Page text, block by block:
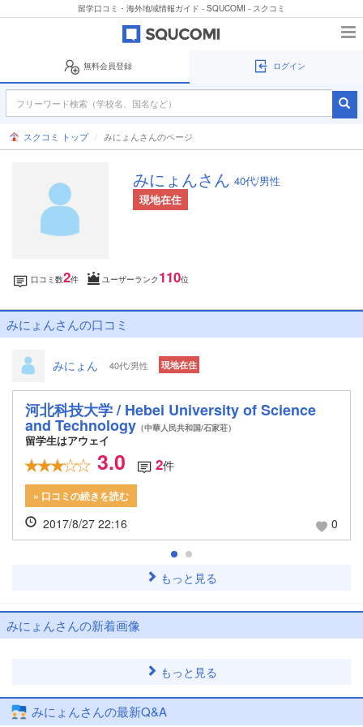
留学口コミ・海外地域情報ガイド - SQUCOMI - スクコミ
無料会員登録 ログイン
スクコミ トップ みにょんさんのページ
みにょんさん 40代/男性
現地在住
口コミ数2件 ユーザーランク 110位
みにょんさんの口コミ
みにょん 40代/男性 現地在住
河北科技大学 / Hebei University of Science
and Technology （中華人民共和国/石家荘）
留学生はアウェイ
3.0 2件
» 口コミの続きを読む
2017/8/27 22:16 0
もっと見る
みにょんさんの新着画像
もっと見る
みにょんさんの最新Q&A